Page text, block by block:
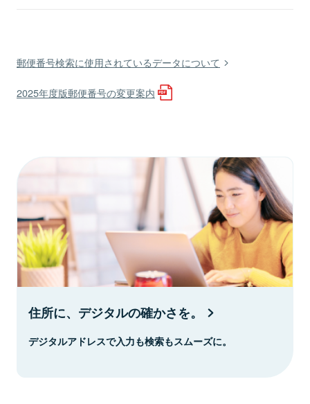
郵便番号検索に使用されているデータについて
2025年度版郵便番号の変更案内
住所に、デジタルの確かさを。
デジタルアドレスで入力も検索もスムーズに。